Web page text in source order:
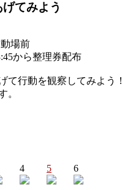
てみよう
場前
から整理券配布
て行動を観察してみよう！
。
4 5 6